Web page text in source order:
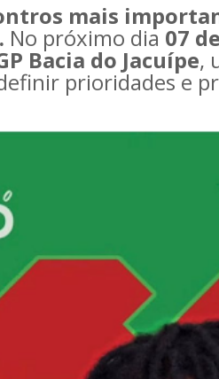
mais
No próximo dia 07
Bacia do Jacuípe,
prioridades e